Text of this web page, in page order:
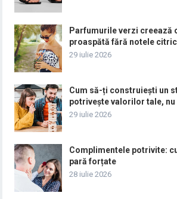
Parfumurile verzi creează
proaspătă fără notele
29 iulie 2026
Cum să-ți construiești un
potrivește valorilor tale,
29 iulie 2026
Complimentele potrivite:
pară forțate
28 iulie 2026